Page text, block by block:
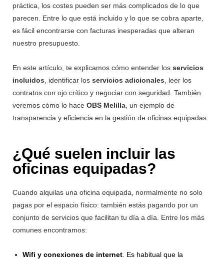
práctica, los costes pueden ser más complicados de lo que
parecen. Entre lo que está incluido y lo que se cobra aparte,
es fácil encontrarse con facturas inesperadas que alteran
nuestro presupuesto.
En este artículo, te explicamos cómo entender los servicios
incluidos , identificar los servicios adicionales , leer los
contratos con ojo crítico y negociar con seguridad. También
veremos cómo lo hace OBS Melilla , un ejemplo de
transparencia y eficiencia en la gestión de oficinas equipadas.
¿Qué suelen incluir las
oficinas equipadas?
Cuando alquilas una oficina equipada, normalmente no solo
pagas por el espacio físico: también estás pagando por un
conjunto de servicios que facilitan tu día a día. Entre los más
comunes encontramos:
Wifi y conexiones de internet . Es habitual que la